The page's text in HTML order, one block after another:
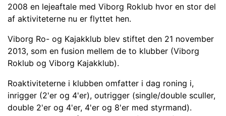
2008 en lejeaftale med Viborg Roklub hvor en stor del
af aktiviteterne nu er flyttet hen.
Viborg Ro- og Kajakklub blev stiftet den 21 november
2013, som en fusion mellem de to klubber (Viborg
Roklub og Viborg Kajakklub).
Roaktiviteterne i klubben omfatter i dag roning i,
inrigger (2'er og 4'er), outrigger (single/double sculler,
double 2'er og 4'er, 4'er og 8'er med styrmand).